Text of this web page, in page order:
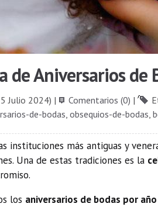
de Aniversarios de
Julio 2024) | Comentarios (0) |
de-bodas, obsequios-de-bodas,
instituciones más antiguas y
Una de estas tradiciones es la
los aniversarios de bodas por año